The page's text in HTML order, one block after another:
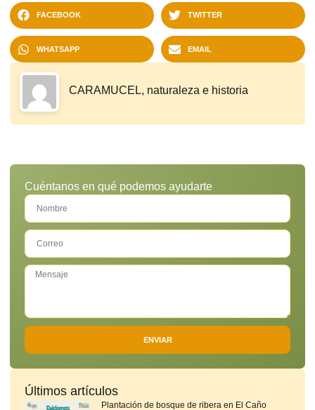
FACEBOOK TWITTER
WHATSAPP EMAIL
CARAMUCEL, naturaleza e historia
Cuéntanos en qué podemos ayudarte
ENVIAR
Últimos artículos
Plantación de bosque de ribera en El Caño